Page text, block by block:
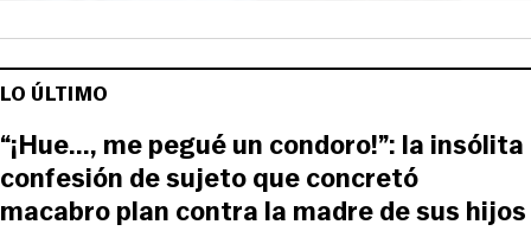
LO ÚLTIMO
“¡Hue..., me pegué un condoro!”: la insólita
confesión de sujeto que concretó
macabro plan contra la madre de sus hijos